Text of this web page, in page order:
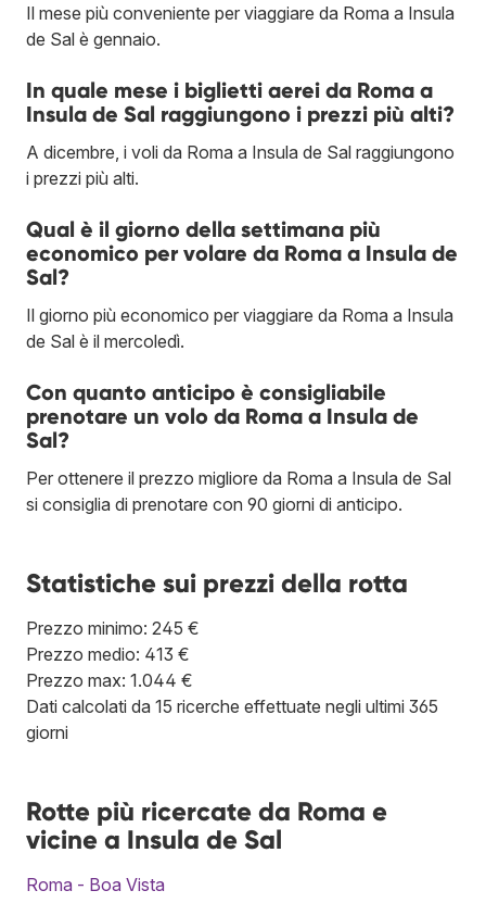
Il mese più conveniente per viaggiare da Roma a Insula
de Sal è gennaio.
In quale mese i biglietti aerei da Roma a
Insula de Sal raggiungono i prezzi più alti?
A dicembre, i voli da Roma a Insula de Sal raggiungono
i prezzi più alti.
Qual è il giorno della settimana più
economico per volare da Roma a Insula de
Sal?
Il giorno più economico per viaggiare da Roma a Insula
de Sal è il mercoledì.
Con quanto anticipo è consigliabile
prenotare un volo da Roma a Insula de
Sal?
Per ottenere il prezzo migliore da Roma a Insula de Sal
si consiglia di prenotare con 90 giorni di anticipo.
Statistiche sui prezzi della rotta
Prezzo minimo: 245 €
Prezzo medio: 413 €
Prezzo max: 1.044 €
Dati calcolati da 15 ricerche effettuate negli ultimi 365
giorni
Rotte più ricercate da Roma e
vicine a Insula de Sal
Roma - Boa Vista